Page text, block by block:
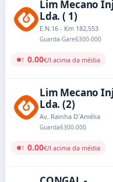
Lim Mecano
Lda. ( 1)
E.N.16 - Km 182,553
Guarda-Gare6300-000
↑ 0.00€/l acima da média
Lim Mecano
Lda. (2)
Av. Rainha D´Amélia
Guarda6300-000
↑ 0.00€/l acima da média